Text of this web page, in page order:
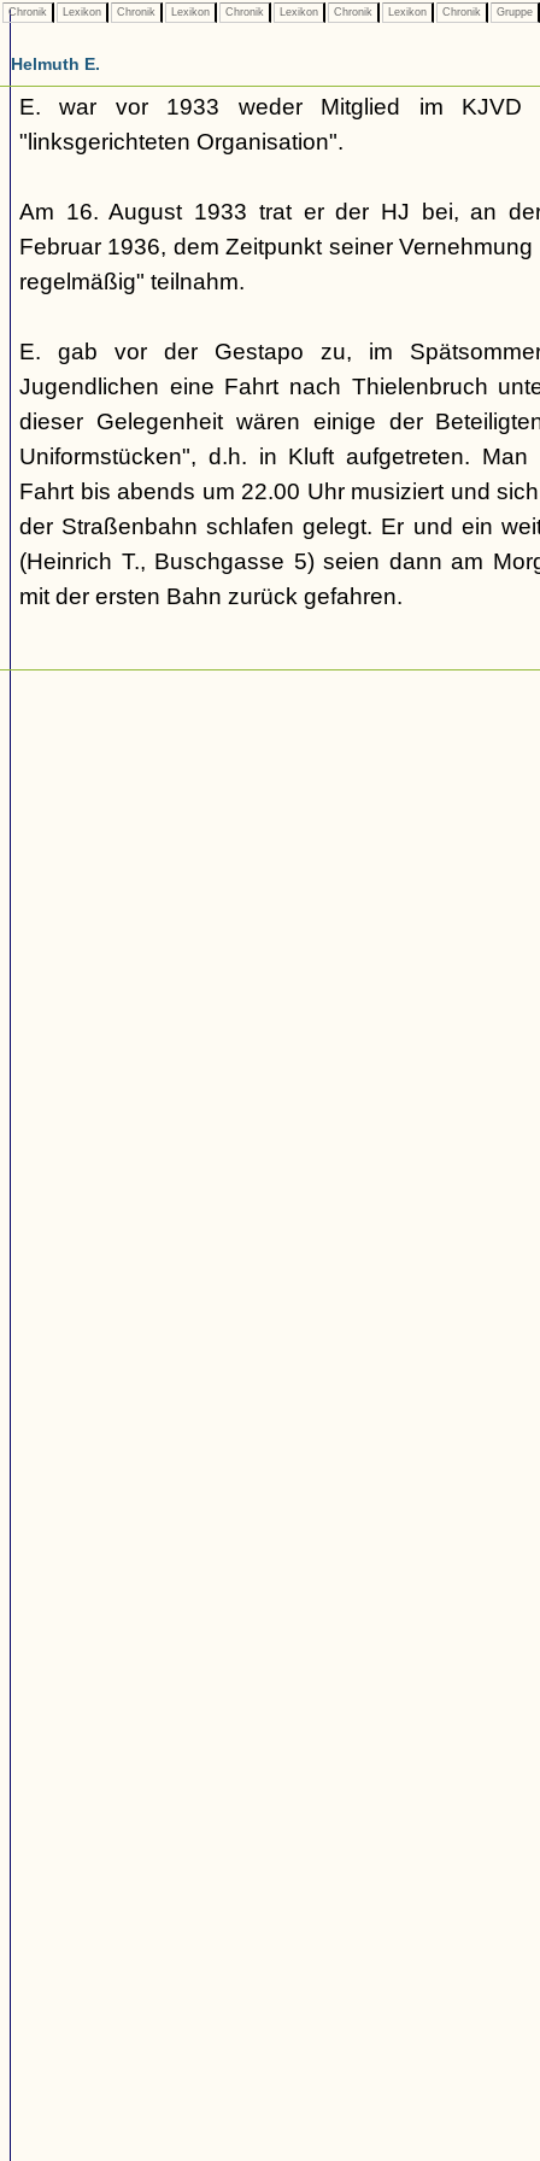
Chronik Lexikon Chronik Lexikon Chronik Lexikon Chronik Lexikon Chronik Gruppe
Helmuth E.
E. war vor 1933 weder Mitglied im KJVD
"linksgerichteten Organisation".
Am 16. August 1933 trat er der HJ bei, an
Februar 1936, dem Zeitpunkt seiner
regelmäßig" teilnahm.
E. gab vor der Gestapo zu, im
Jugendlichen eine Fahrt nach Thielenbruch
dieser Gelegenheit wären einige der
Uniformstücken", d.h. in Kluft aufgetreten.
Fahrt bis abends um 22.00 Uhr musiziert und
der Straßenbahn schlafen gelegt. Er und ein
(Heinrich T., Buschgasse 5) seien dann am
mit der ersten Bahn zurück gefahren.